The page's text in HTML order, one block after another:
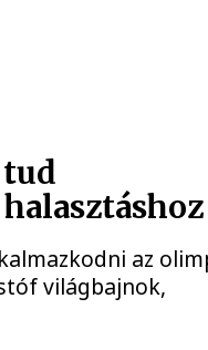
az
világbajnok,